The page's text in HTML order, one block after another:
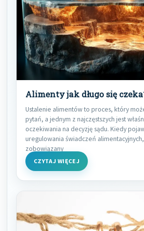
Alimenty jak długo się
Ustalenie alimentów to proces, który
pytań, a jednym z najczęstszych jest
oczekiwania na decyzję sądu. Kiedy
uregulowania świadczeń
zobowiązany
CZYTAJ WIĘCEJ